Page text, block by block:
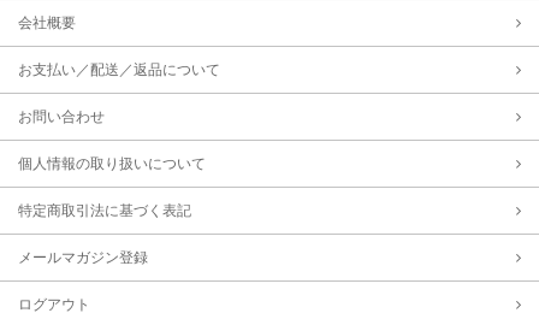
会社概要
お支払い／配送／返品について
お問い合わせ
個人情報の取り扱いについて
特定商取引法に基づく表記
メールマガジン登録
ログアウト